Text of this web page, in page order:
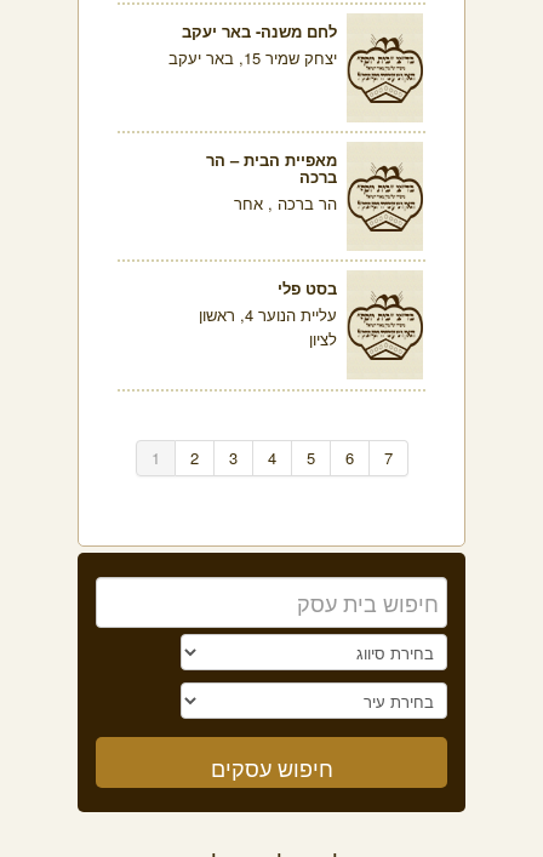
לחם משנה- באר יעקב
יצחק שמיר 15, באר יעקב
מאפיית הבית – הר
ברכה
הר ברכה , אחר
בסט פלי
עליית הנוער 4, ראשון
לציון
1 2 3 4 5 6 7